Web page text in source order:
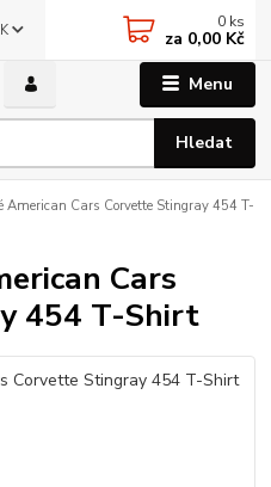
Menu
Hledat
0 ks
za 0,00 Kč
American Cars Corvette Stingray 454 T-
Cars
454 T-Shirt